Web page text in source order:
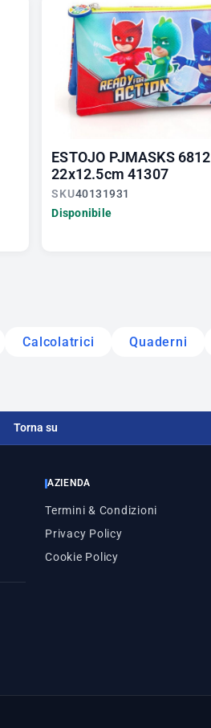
ESTOJO PJMASKS
22x12.5cm 41307
SKU40131931
Disponibile
Calcolatrici Quaderni
Torna su
AZIENDA
Termini & Condizioni
Privacy Policy
Cookie Policy